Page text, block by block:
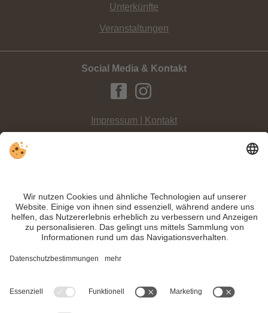
Unterkünfte
Veranstaltungen
Social Media & Kontakt
Impressum | Kontakt
Klettern in der Halle ist auch in der Dolomitenregion 3 Zinnen eine sehr
Trotz genauer Arbeit und ständigem Aktualisieren der Inhalte, können Fehler
auftreten. Wir übernehmen keine Gewähr für die Richtigkeit und Vollständigkeit